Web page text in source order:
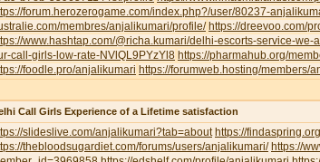
forum.herozerogame.com/index.php?/user/80237-
membres/anjalikumari/profile/ https://dreevoo.com/
www.hashtap.com/@richa.kumari/delhi-escorts-service-
call-girls-low-rate-NVlQL9PYzYl8 https://pharmahub.org/
foodle.pro/anjalikumari https://forumweb.hosting/members/
Call Girls Experience of a Lifetime satisfaction
slideslive.com/anjalikumari?tab=about https://
thebloodsugardiet.com/forums/users/anjalikumari/ https://